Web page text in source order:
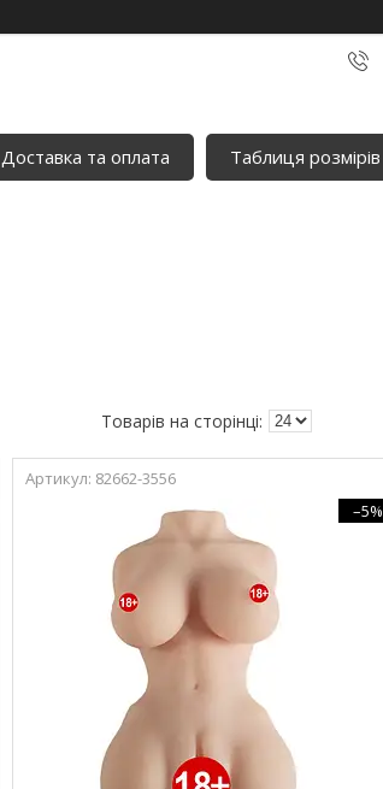
Доставка та оплата Таблиця розмірів
82662-3556
–5%